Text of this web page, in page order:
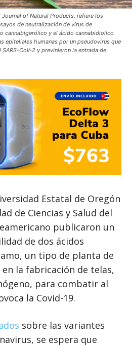
of Natural Products, refiere los
de neutralización de virus de
cannabigerólico y el ácido cannabidiolico
epiteliales humanas por un pseudovirus que
CoV-2 y previnieron la entrada de
Estatal de Oregón
de Ciencias y Salud del
publicaron un
de dos ácidos
un tipo de planta de
la fabricación de telas,
para combatir al
la Covid-19.
sobre las variantes
se espera que